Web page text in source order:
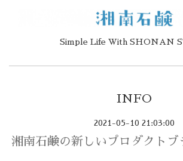
Simple Life With SHONAN
INFO
2021-05-10 21:03:00
湘南石鹸の新しいプロダクト